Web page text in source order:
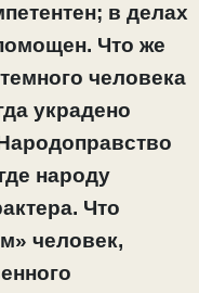
в делах
Что же
человека
украдено
народу
Что
человек,